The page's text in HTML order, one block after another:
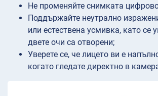
Не променяйте снимката
Поддържайте неутрално
или естествена усмивка, като се
двете очи са отворени;
Уверете се, че лицето ви е
когато гледате директно в